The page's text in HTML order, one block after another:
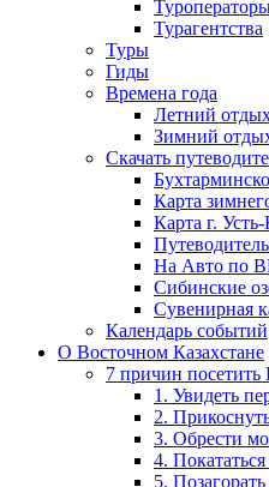
Турагентства
Туры
Гиды
Времена года
Летний
Зимний
Скачать
Карта
Карта г.
На Авто по
Сибинские
Сувенирная
Календарь событий
О Восточном Казахстане
7 причин посетить
1. Увидеть
2.
3. Обрести
4.
5.